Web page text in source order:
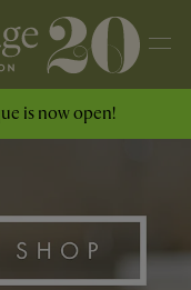
is now open!